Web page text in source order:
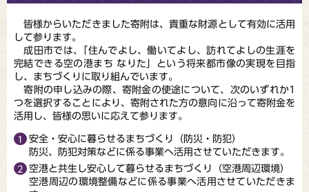
皆様からいただきました寄附は、貴重な財源として有効に活用
して参ります。
成田市では、｢住んでよし、働いてよし、訪れてよしの生涯を
完結できる空の港まち なりた」という将来都市像の実現を目指
し、まちづくりに取り組んでいます。
寄附の申し込みの際、寄附金の使途について、次のいずれか1
つを選択することにより、寄附された方の意向に沿って寄附金を
活用し、皆様の思いに応えて参ります。
安全・安心に暮らせるまちづくり（防災・防犯）
防災、防犯対策などに係る事業へ活用させていただきます。
空港と共生し安心して暮らせるまちづくり（空港周辺環境）
空港周辺の環境整備などに係る事業へ活用させていただきま